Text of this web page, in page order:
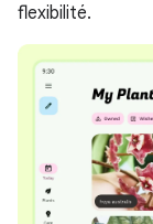
flexibilité.